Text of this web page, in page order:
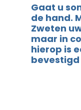
Gaat u
de hand.
Zweten
maar in
hierop is